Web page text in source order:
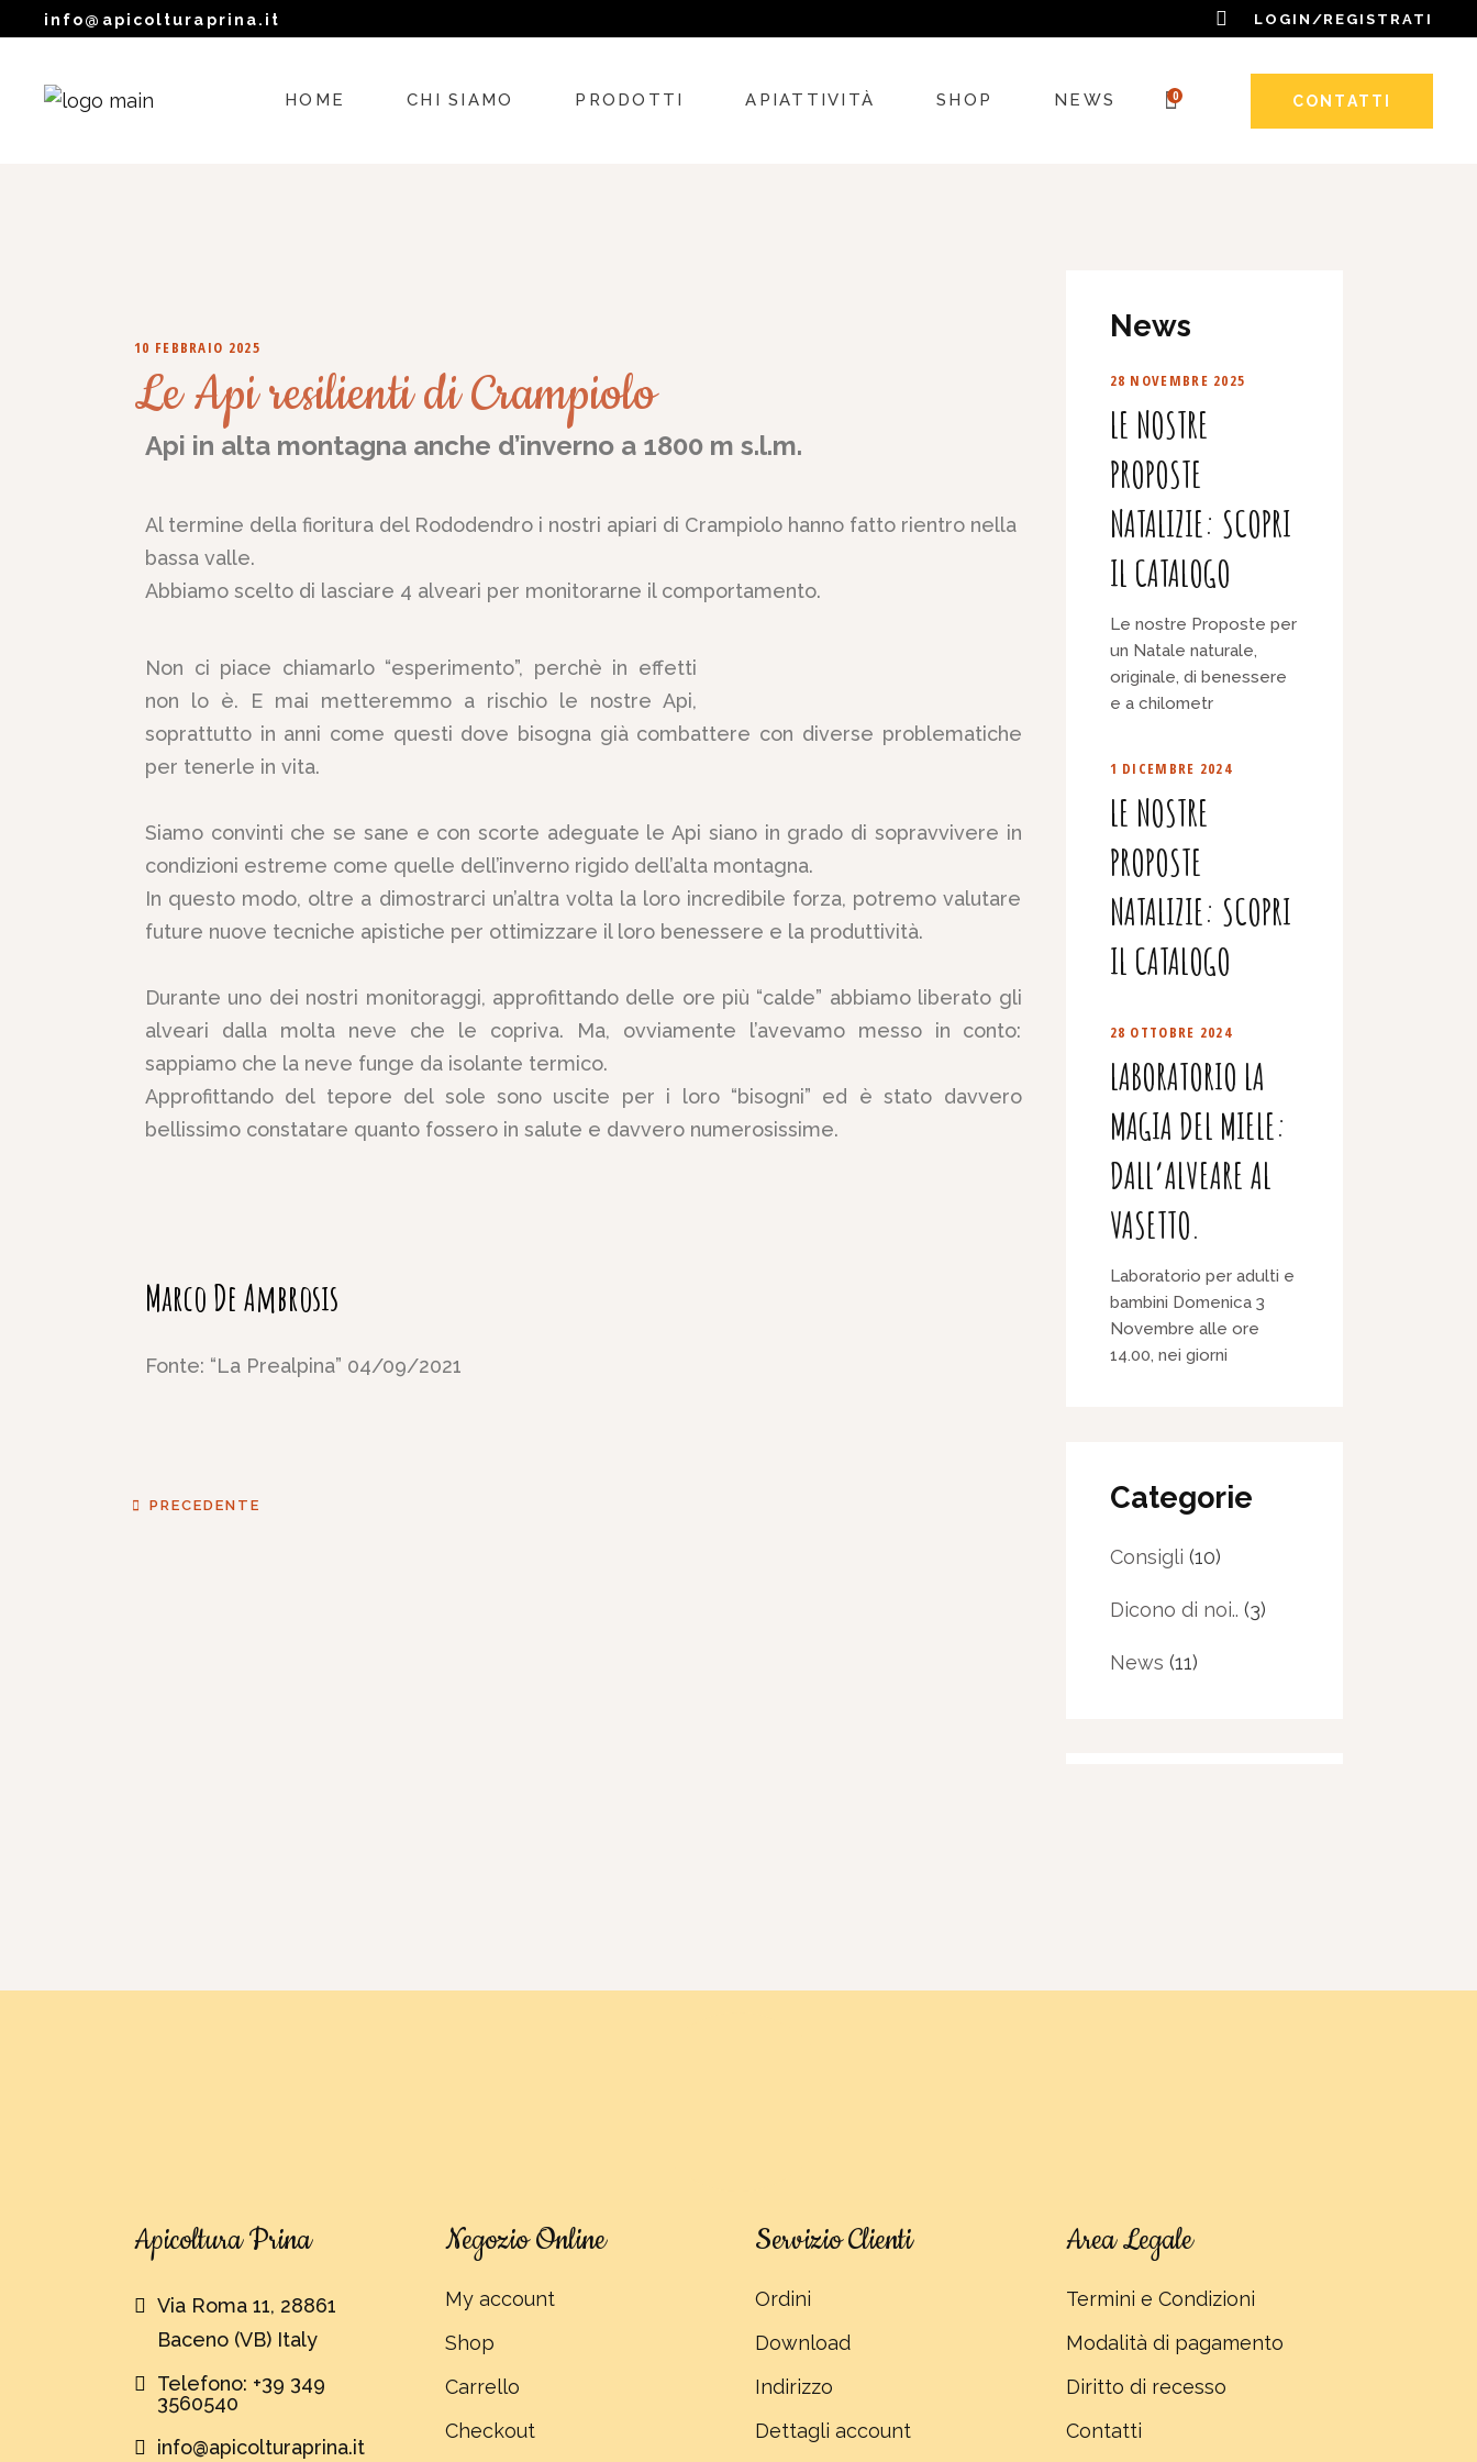
info@apicolturaprina.it LOGIN/REGISTRATI
HOME CHI SIAMO PRODOTTI APIATTIVITÀ SHOP
PRODOTTI CON IL MIELE
NEWS 0 CONTATTI
10 FEBBRAIO 2025
Le Api resilienti di Crampiolo
Api in alta montagna anche d’inverno a 1800 m s.l.m.
Al termine della fioritura del Rododendro i nostri apiari di Crampiolo hanno fatto rientro nella
bassa valle.
Abbiamo scelto di lasciare 4 alveari per monitorarne il comportamento.
Non ci piace chiamarlo “esperimento”, perchè in effetti
non lo è. E mai metteremmo a rischio le nostre Api,
soprattutto in anni come questi dove bisogna già combattere con diverse problematiche
per tenerle in vita.
Siamo convinti che se sane e con scorte adeguate le Api siano in grado di sopravvivere in
condizioni estreme come quelle dell’inverno rigido dell’alta montagna.
In questo modo, oltre a dimostrarci un’altra volta la loro incredibile forza, potremo valutare
future nuove tecniche apistiche per ottimizzare il loro benessere e la produttività.
Durante uno dei nostri monitoraggi, approfittando delle ore più “calde” abbiamo liberato gli
alveari dalla molta neve che le copriva. Ma, ovviamente l’avevamo messo in conto:
sappiamo che la neve funge da isolante termico.
Approfittando del tepore del sole sono uscite per i loro “bisogni” ed è stato davvero
bellissimo constatare quanto fossero in salute e davvero numerosissime.
Marco De Ambrosis
Fonte: “La Prealpina” 04/09/2021
PRECEDENTE
News
28 NOVEMBRE 2025
LE NOSTRE
PROPOSTE
NATALIZIE: SCOPRI
IL CATALOGO
Le nostre Proposte per
un Natale naturale,
originale, di benessere
e a chilometr
1 DICEMBRE 2024
LE NOSTRE
PROPOSTE
NATALIZIE: SCOPRI
IL CATALOGO
28 OTTOBRE 2024
LABORATORIO LA
MAGIA DEL MIELE:
DALL’ALVEARE AL
VASETTO.
Laboratorio per adulti e
bambini Domenica 3
Novembre alle ore
14.00, nei giorni
Categorie
Consigli (10)
Dicono di noi.. (3)
News (11)
Apicoltura Prina
Via Roma 11, 28861
Baceno (VB) Italy
Telefono: +39 349
3560540
info@apicolturaprina.it
Negozio Online
My account
Shop
Carrello
Checkout
Servizio Clienti
Ordini
Download
Indirizzo
Dettagli account
Area Legale
Termini e Condizioni
Modalità di pagamento
Diritto di recesso
Contatti